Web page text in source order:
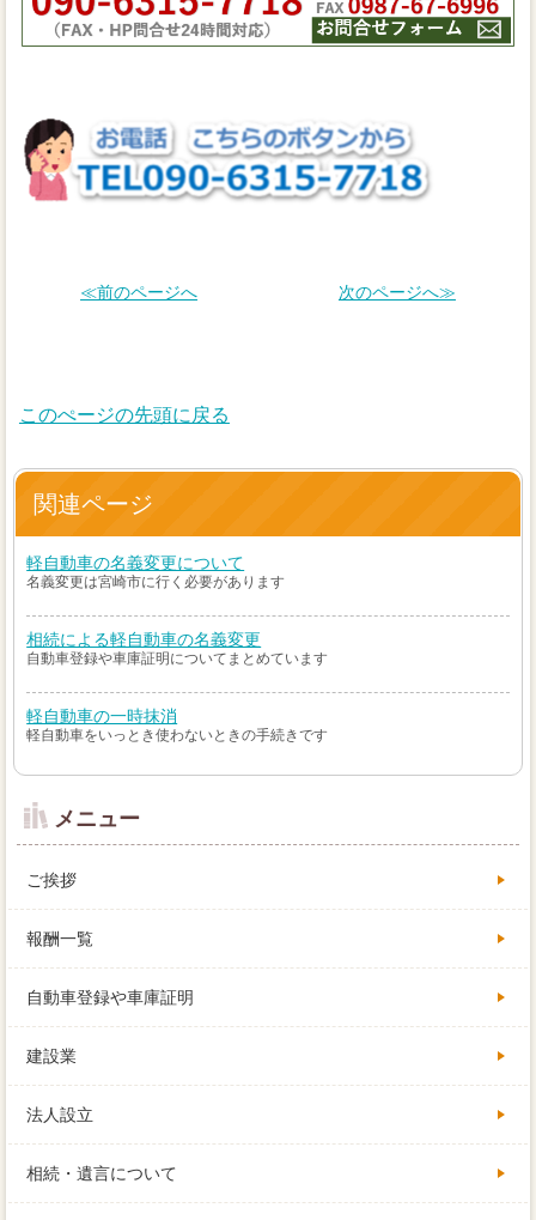
≪前のページへ 次のページへ≫
このぺージの先頭に戻る
関連ページ
軽自動車の名義変更について
名義変更は宮崎市に行く必要があります
相続による軽自動車の名義変更
自動車登録や車庫証明についてまとめています
軽自動車の一時抹消
軽自動車をいっとき使わないときの手続きです
メニュー
ご挨拶
報酬一覧
自動車登録や車庫証明
建設業
法人設立
相続・遺言について